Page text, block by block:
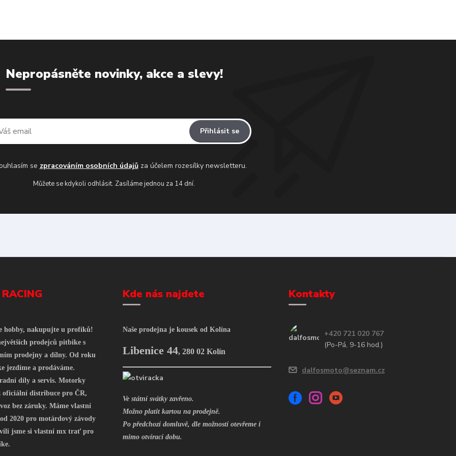
Nepropásněte novinky, akce a slevy!
Přihlásit se
se zpracováním osobních údajůza účelem rozesílky newsletteru.
Můžete se kdykoli odhlásit. Zasíláme jednou za 14 dní.
hobby, nakupujte u profíků!
prodejců pitbike s
prodejny a dílny. Od roku
jezdíme a prodáváme.
díly a servis. Motorky
oficiální distribuce pro ČR,
bez záruky. Máme vlastní
2020 pro motárdový závody
jsme si vlastní mx trať pro
Kde nás najdete
Naše prodejna je kousek od Kolína
Libenice 44, 280 02 Kolín
Ve státní svátky zavřeno.
Možno platit kartou na prodejně.
Po předchozí domluvě, dle možností otevřeme i
mimo otvírací dobu.
Kontakty
+420 721 020 767
(Po-Pá, 9-16 hod.)
dalfosmoto@seznam.cz